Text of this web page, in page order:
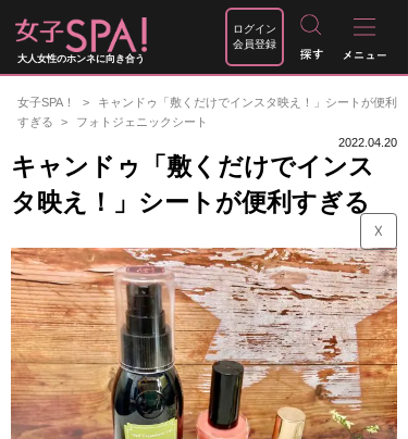
大人女性のホンネに向き合う
ログイン
会員登録
女子SPA！
キャンドゥ「敷くだけでインスタ映え！」シートが便利
すぎる
フォトジェニックシート
2022.04.20
キャンドゥ「敷くだけでインス
タ映え！」シートが便利すぎる
☓